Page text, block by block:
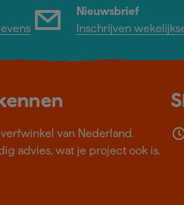
Nieuwsbrief
Inschrijven
van Nederland.
advies, wat je project ook is.